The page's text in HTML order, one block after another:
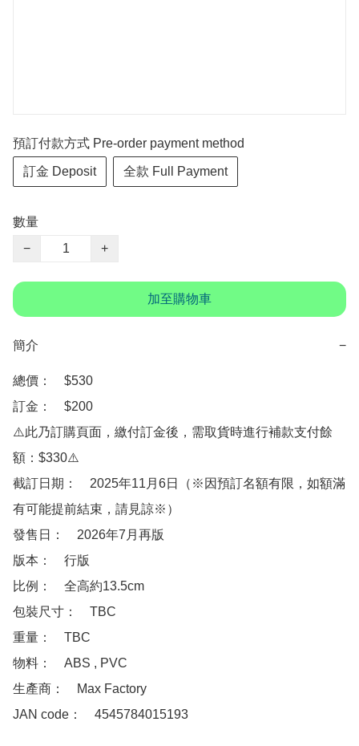
預訂付款方式 Pre-order payment method
訂金 Deposit 全款 Full Payment
數量
−
+
加至購物車
簡介 −
總價：　$530
訂金：　$200
⚠️此乃訂購頁面，繳付訂金後，需取貨時進行補款支付餘
額：$330⚠️
截訂日期：　2025年11月6日（※因預訂名額有限，如額滿
有可能提前結束，請見諒※）
發售日：　2026年7月再版
版本：　行版
比例：　全高約13.5cm
包裝尺寸：　TBC
重量：　TBC
物料：　ABS , PVC
生產商：　Max Factory
JAN code：　4545784015193